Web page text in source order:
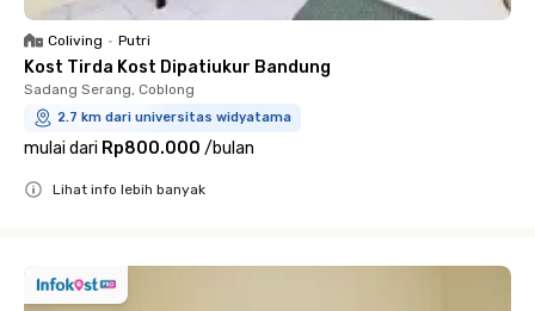
Coliving • Putri
Kost Tirda Kost Dipatiukur Bandung
Sadang Serang, Coblong
2.7 km dari universitas widyatama
mulai dari Rp800.000 /bulan
Lihat info lebih banyak